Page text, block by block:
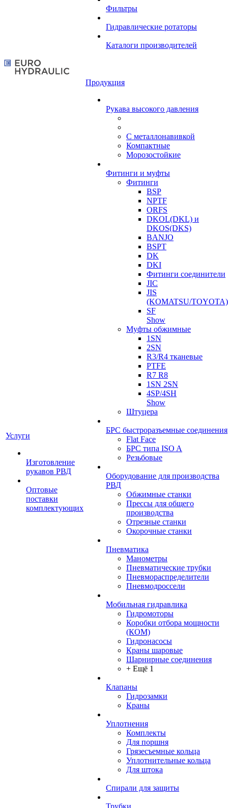
Фильтры
Гидравлические ротаторы
Каталоги производителей
Услуги
Изготовление
рукавов РВД
Оптовые
поставки
комплектующих
Продукция
Рукава высокого давления
С металлонавивкой
Компактные
Морозостойкие
Фитинги и муфты
Фитинги
BSP
NPTF
ORFS
DKOL(DKL) и
DKOS(DKS)
BANJO
BSPT
DK
DKI
Фитинги соединители
JIC
JIS
(KOMATSU/TOYOTA)
SF
Show
Муфты обжимные
1SN
2SN
R3/R4 тканевые
PTFE
R7 R8
1SN 2SN
4SP/4SH
Show
Штуцера
БРС быстроразъемные соединения
Flat Face
БРС типа ISO A
Резьбовые
Оборудование для производства
РВД
Обжимные станки
Прессы для общего
производства
Отрезные станки
Окорочные станки
Пневматика
Манометры
Пневматические трубки
Пневмораспределители
Пневмодроссели
Мобильная гидравлика
Гидромоторы
Коробки отбора мощности
(КОМ)
Гидронасосы
Краны шаровые
Шарнирные соединения
+ Ещё 1
Клапаны
Гидрозамки
Краны
Уплотнения
Комплекты
Для поршня
Грязесъемные кольца
Уплотнительные кольца
Для штока
Спирали для защиты
Трубки